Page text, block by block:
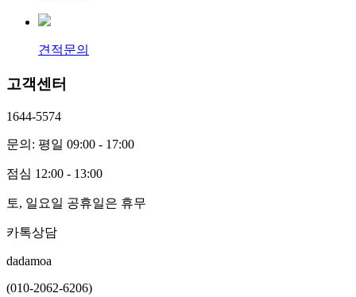
견적문의
고객센터
1644-5574
문의: 평일 09:00 - 17:00
점심 12:00 - 13:00
토, 일요일 공휴일은 휴무
카톡상담
dadamoa
(010-2062-6206)